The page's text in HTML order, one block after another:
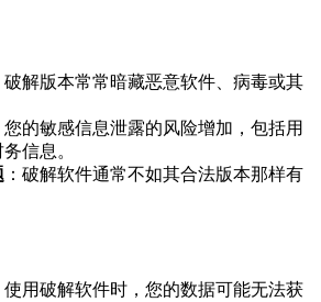
破解版本常常暗藏恶意软件、病毒或其
您的敏感信息泄露的风险增加，包括用
信息。
：破解软件通常不如其合法版本那样有
使用破解软件时，您的数据可能无法获